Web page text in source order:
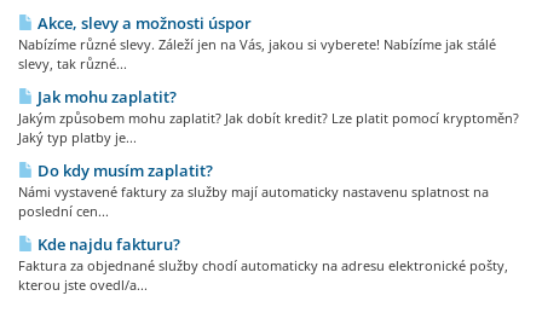
Akce, slevy a možnosti úspor
Nabízíme různé slevy. Záleží jen na Vás, jakou si vyberete! Nabízíme jak stálé
slevy, tak různé...
Jak mohu zaplatit?
Jakým způsobem mohu zaplatit? Jak dobít kredit? Lze platit pomocí kryptoměn?
Jaký typ platby je...
Do kdy musím zaplatit?
Námi vystavené faktury za služby mají automaticky nastavenu splatnost na
poslední cen...
Kde najdu fakturu?
Faktura za objednané služby chodí automaticky na adresu elektronické pošty,
kterou jste ovedl/a...